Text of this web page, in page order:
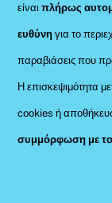
είναιπλήρως
ευθύνη για το
παραβιάσεις που
Η επισκεψιμότητα
cookies ή
συμμόρφωση με